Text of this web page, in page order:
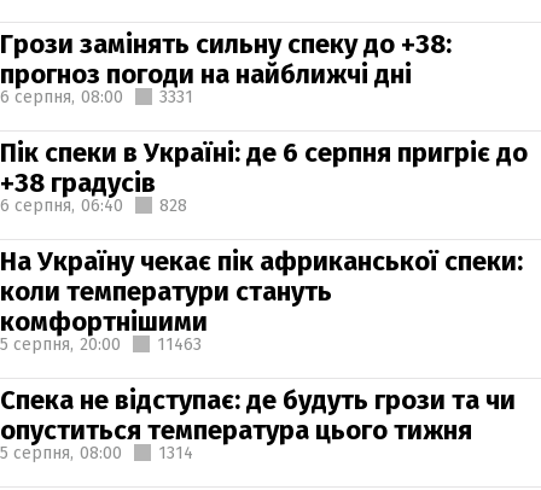
Грози замінять сильну спеку до +38:
прогноз погоди на найближчі дні
6 серпня, 08:00 3331
Пік спеки в Україні: де 6 серпня пригріє до
+38 градусів
6 серпня, 06:40 828
На Україну чекає пік африканської спеки:
коли температури стануть
комфортнішими
5 серпня, 20:00 11463
Спека не відступає: де будуть грози та чи
опуститься температура цього тижня
5 серпня, 08:00 1314